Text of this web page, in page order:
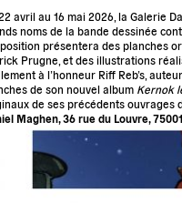
avril au 16 mai 2026, la Galerie
noms de la bande dessinée
présentera des planches
Prugne, et des illustrations
à l’honneur Riff Reb’s,
de son nouvel album Kernok
de ses précédents ouvrages
Maghen, 36 rue du Louvre,